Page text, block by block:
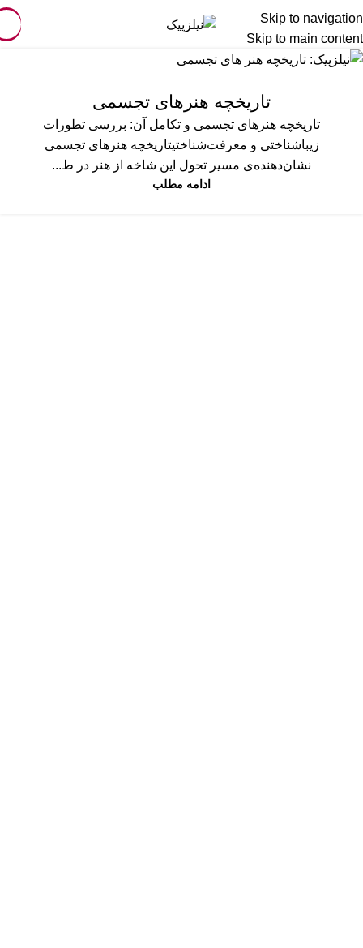
Skip to navigation
Skip to main content
تاریخچه هنرهای تجسمی
تاریخچه هنرهای تجسمی و تکامل آن: بررسی تطورات
زیباشناختی و معرفت‌شناختیتاریخچه هنرهای تجسمی
نشان‌دهنده‌ی مسیر تحول این شاخه از هنر در ط...
ادامه مطلب